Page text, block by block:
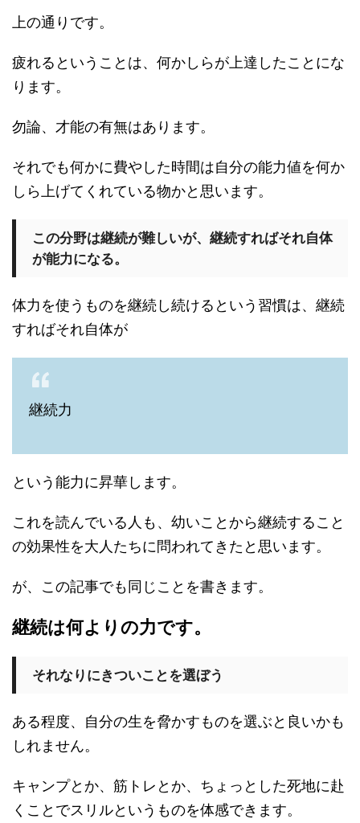
上の通りです。
疲れるということは、何かしらが上達したことにな
ります。
勿論、才能の有無はあります。
それでも何かに費やした時間は自分の能力値を何か
しら上げてくれている物かと思います。
この分野は継続が難しいが、継続すればそれ自体
が能力になる。
体力を使うものを継続し続けるという習慣は、継続
すればそれ自体が
継続力
という能力に昇華します。
これを読んでいる人も、幼いことから継続すること
の効果性を大人たちに問われてきたと思います。
が、この記事でも同じことを書きます。
継続は何よりの力です。
それなりにきついことを選ぼう
ある程度、自分の生を脅かすものを選ぶと良いかも
しれません。
キャンプとか、筋トレとか、ちょっとした死地に赴
くことでスリルというものを体感できます。